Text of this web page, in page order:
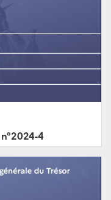
4